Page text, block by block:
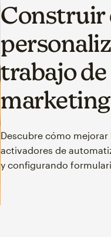
Construir
trabajo
marketing
Descubre cómo
activadores de
y configurando